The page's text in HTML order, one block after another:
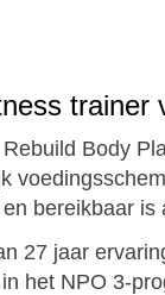
trainer
Body
bereikbaar
27 jaar
het NPO 3-